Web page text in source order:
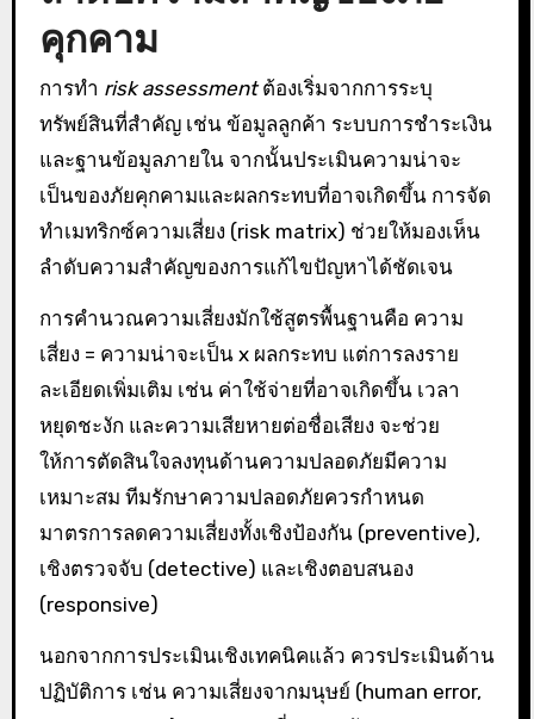
คุกคาม
การทำ risk assessmentต้องเริ่มจากการระบุ
ทรัพย์สินที่สำคัญ เช่น ข้อมูลลูกค้า ระบบการชำระเงิน
และฐานข้อมูลภายใน จากนั้นประเมินความน่าจะ
เป็นของภัยคุกคามและผลกระทบที่อาจเกิดขึ้น การจัด
ทำเมทริกซ์ความเสี่ยง (risk matrix) ช่วยให้มองเห็น
ลำดับความสำคัญของการแก้ไขปัญหาได้ชัดเจน
การคำนวณความเสี่ยงมักใช้สูตรพื้นฐานคือ ความ
เสี่ยง = ความน่าจะเป็น x ผลกระทบ แต่การลงราย
ละเอียดเพิ่มเติม เช่น ค่าใช้จ่ายที่อาจเกิดขึ้น เวลา
หยุดชะงัก และความเสียหายต่อชื่อเสียง จะช่วย
ให้การตัดสินใจลงทุนด้านความปลอดภัยมีความ
เหมาะสม ทีมรักษาความปลอดภัยควรกำหนด
มาตรการลดความเสี่ยงทั้งเชิงป้องกัน (preventive),
เชิงตรวจจับ (detective) และเชิงตอบสนอง
(responsive)
นอกจากการประเมินเชิงเทคนิคแล้ว ควรประเมินด้าน
ปฏิบัติการ เช่น ความเสี่ยงจากมนุษย์ (human error,